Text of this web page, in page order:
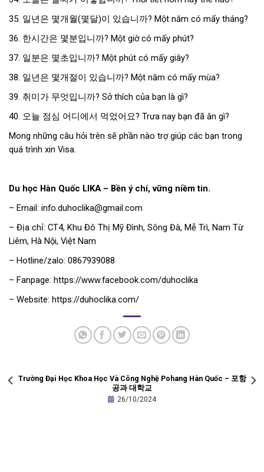
35. 일년은 몇개월(몇달)이 있습니까? Một năm có mấy tháng?
36. 한시간은 몇분입니까? Một giờ có mấy phút?
37. 일분은 몇초입니까? Một phút có mấy giây?
38. 일년은 몇개절이 있습니까? Một năm có mấy mùa?
39. 취미가 무엇입니까? Sở thích của bạn là gì?
40. 오늘 점심 어디에서 먹었어요? Trưa nay bạn đã ăn gì?
Mong những câu hỏi trên sẽ phần nào trợ giúp các bạn trong
quá trình xin Visa.
Du học Hàn Quốc LIKA – Bền ý chí, vững niềm tin.
– Email: info.duhoclika@gmail.com
– Địa chỉ: CT4, Khu Đô Thị Mỹ Đình, Sông Đà, Mễ Trì, Nam Từ
Liêm, Hà Nội, Việt Nam
– Hotline/zalo: 0867939088
– Fanpage: https://www.facebook.com/duhoclika
– Website: https://duhoclika.com/
Trường Đại Học Khoa Học Và Công Nghệ Pohang Hàn Quốc – 포항
공과 대학교
26/10/2024